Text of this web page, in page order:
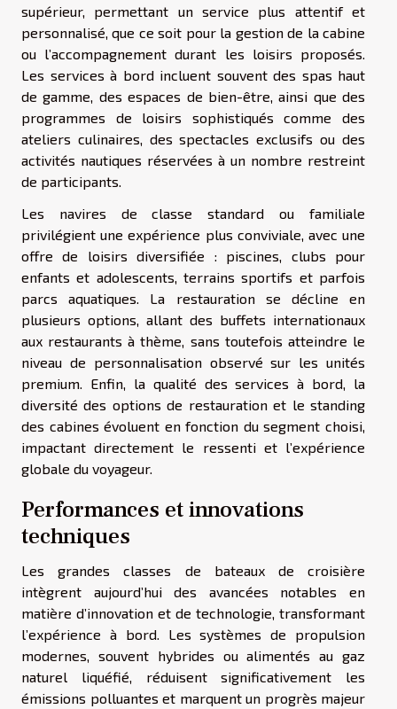
supérieur, permettant un service plus attentif et
personnalisé, que ce soit pour la gestion de la cabine
ou l’accompagnement durant les loisirs proposés.
Les services à bord incluent souvent des spas haut
de gamme, des espaces de bien-être, ainsi que des
programmes de loisirs sophistiqués comme des
ateliers culinaires, des spectacles exclusifs ou des
activités nautiques réservées à un nombre restreint
de participants.
Les navires de classe standard ou familiale
privilégient une expérience plus conviviale, avec une
offre de loisirs diversifiée : piscines, clubs pour
enfants et adolescents, terrains sportifs et parfois
parcs aquatiques. La restauration se décline en
plusieurs options, allant des buffets internationaux
aux restaurants à thème, sans toutefois atteindre le
niveau de personnalisation observé sur les unités
premium. Enfin, la qualité des services à bord, la
diversité des options de restauration et le standing
des cabines évoluent en fonction du segment choisi,
impactant directement le ressenti et l’expérience
globale du voyageur.
Performances et innovations
techniques
Les grandes classes de bateaux de croisière
intègrent aujourd’hui des avancées notables en
matière d’innovation et de technologie, transformant
l’expérience à bord. Les systèmes de propulsion
modernes, souvent hybrides ou alimentés au gaz
naturel liquéfié, réduisent significativement les
émissions polluantes et marquent un progrès majeur